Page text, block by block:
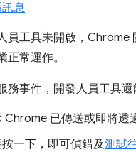
息
員工具未開啟，Chrome
正常運作。
務事件，開發人員工具還
Chrome 已傳送或即將透
一下，即可偵錯及測試